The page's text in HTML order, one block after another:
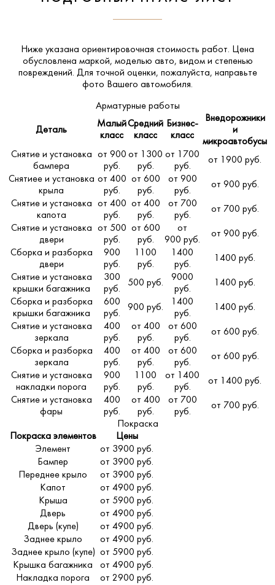
Ниже указана ориентировочная стоимость работ. Цена
обусловлена маркой, моделью авто, видом и степенью
повреждений. Для точной оценки, пожалуйста, направьте
фото Вашего автомобиля.
Арматурные работы
Деталь
Малый
класс
Средний
класс
Бизнес-
класс
Внедорожники
и
микроавтобусы
Снятие и установка
бампера
от 900
руб.
от 1300
руб.
от 1700
руб.
от 1900 руб.
Снятиее и установка
крыла
от 400
руб.
от 600
руб.
от 900
руб.
от 900 руб.
Снятие и установка
капота
от 400
руб.
от 400
руб.
от 700
руб.
от 700 руб.
Снятие и установка
двери
от 500
руб.
от 600
руб.
от
900 руб.
от 900 руб.
Сборка и разборка
двери
900
руб.
1100
руб.
1400
руб.
1400 руб.
Снятие и установка
крышки багажника
300
руб.
500 руб.
9000
руб.
1400 руб.
Сборка и разборка
крышки багажника
600
руб.
900 руб.
1400
руб.
1400 руб.
Снятие и установка
зеркала
400
руб.
от 400
руб.
от 600
руб.
от 600 руб.
Сборка и разборка
зеркала
400
руб.
от 400
руб.
от 600
руб.
от 600 руб.
Снятие и установка
накладки порога
900
руб.
1100
руб.
от 1400
руб.
от 1400 руб.
Снятие и установка
фары
400
руб.
от 400
руб.
от 700
руб.
от 700 руб.
Покраска
Покраска элементов
Цены
Элемент
от 3900 руб.
Бампер
от 3900 руб.
Переднее крыло
от 3900 руб.
Капот
от 4900 руб.
Крыша
от 5900 руб.
Дверь
от 4900 руб.
Дверь (купе)
от 4900 руб.
Заднее крыло
от 4900 руб.
Заднее крыло (купе) от 5900 руб.
Крышка багажника
от 4900 руб.
Накладка порога
от 2900 руб.